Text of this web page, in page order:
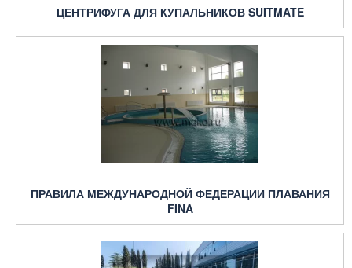
ЦЕНТРИФУГА ДЛЯ КУПАЛЬНИКОВ SUITMATE
ПРАВИЛА МЕЖДУНАРОДНОЙ ФЕДЕРАЦИИ ПЛАВАНИЯ
FINA